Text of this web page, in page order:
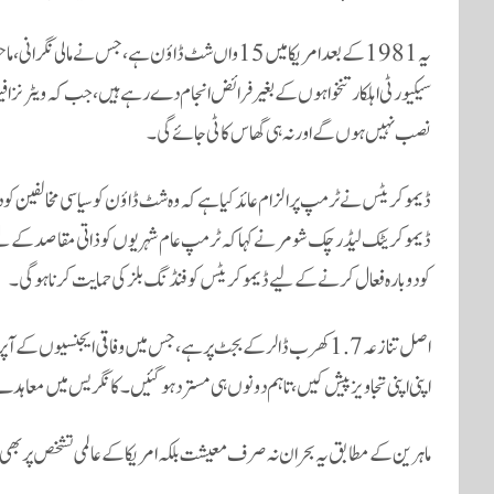
یہ 1981 کے بعد امریکا میں 15واں شٹ ڈاؤن ہے، جس
سیکیورٹی اہلکار تنخواہوں کے بغیر فرائض انجام دے رہے ہیں، جب کہ ویٹرنز
نصب نہیں ہوں گے اور نہ ہی گھاس کاٹی جائے گی۔
ڈیموکریٹس نے ٹرمپ پر الزام عائد کیا ہے کہ وہ شٹ ڈاؤن کو سیاسی
ڈیموکریٹک لیڈر چک شومر نے کہا کہ ٹرمپ عام شہریوں کو ذاتی مقاصد کے
کو دوبارہ فعال کرنے کے لیے ڈیموکریٹس کو فنڈنگ بلز کی حمایت کرنا ہوگی۔
اصل تنازعہ 1.7 کھرب ڈالر کے بجٹ پر ہے، جس میں وفاقی
اپنی اپنی تجاویز پیش کیں، تاہم دونوں ہی مسترد ہوگئیں۔ کانگریس
ماہرین کے مطابق یہ بحران نہ صرف معیشت بلکہ امریکا کے عالمی تشخص پر بھی